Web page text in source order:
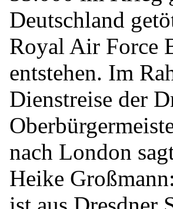
Deutschland
Royal Air Force
entstehen. Im
Dienstreise der
nach London
Heike